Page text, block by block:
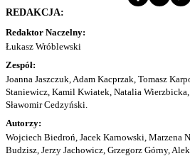
REDAKCJA:
Redaktor Naczelny:
Łukasz Wróblewski
Zespół:
Joanna Jaszczuk, Adam Kacprzak, Tomasz
Staniewicz, Kamil Kwiatek, Natalia
Sławomir Cedzyński.
Autorzy:
Wojciech Biedroń, Jacek Karnowski, Marzena
Budzisz, Jerzy Jachowicz, Grzegorz Górny,